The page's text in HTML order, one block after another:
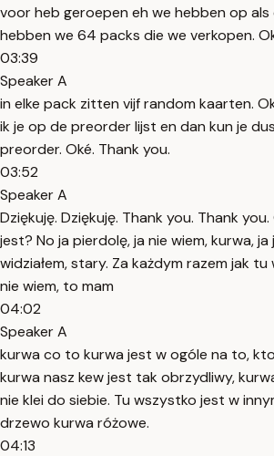
voor heb geroepen eh we hebben op
hebben we 64 packs die we verkopen.
03:39
Speaker A
in elke pack zitten vijf random kaarten.
ik je op de preorder lijst en dan kun je
preorder. Oké. Thank you.
03:52
Speaker A
Dziękuję. Dziękuję. Thank you. Thank
jest? No ja pierdolę, ja nie wiem, kurwa,
widziałem, stary. Za każdym razem jak
nie wiem, to mam
04:02
Speaker A
kurwa co to kurwa jest w ogóle na to,
kurwa nasz kew jest tak obrzydliwy,
nie klei do siebie. Tu wszystko jest w
drzewo kurwa różowe.
04:13